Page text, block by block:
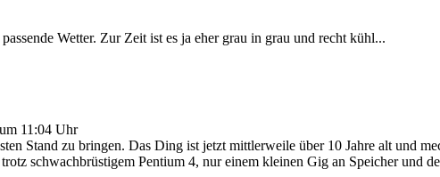
Wetter. Zur Zeit ist es ja eher grau in grau und recht kühl...
11:04 Uhr
Stand zu bringen. Das Ding ist jetzt mittlerweile über 10 Jahre alt und
schwachbrüstigem Pentium 4, nur einem kleinen Gig an Speicher und